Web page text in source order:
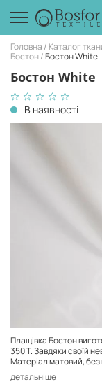
Головна Каталог
Бостон Бостон White
Бостон White
В наявності
Плащівка Бостон
350 Т. Завдяки своїй
Матеріал матовий, без
детальніше